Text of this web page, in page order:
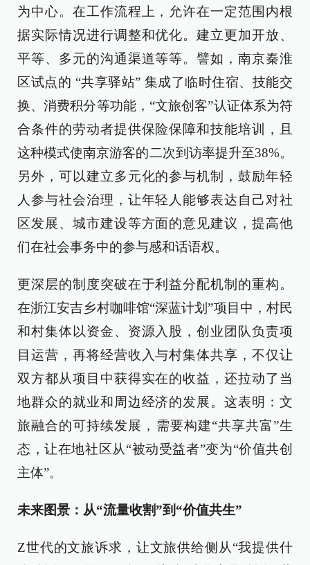
为中心。在工作流程上，允许在一定范围内根
据实际情况进行调整和优化。建立更加开放、
平等、多元的沟通渠道等等。譬如，南京秦淮
区试点的 “共享驿站” 集成了临时住宿、技能交
换、消费积分等功能，“文旅创客”认证体系为符
合条件的劳动者提供保险保障和技能培训，且
这种模式使南京游客的二次到访率提升至38%。
另外，可以建立多元化的参与机制，鼓励年轻
人参与社会治理，让年轻人能够表达自己对社
区发展、城市建设等方面的意见建议，提高他
们在社会事务中的参与感和话语权。
更深层的制度突破在于利益分配机制的重构。
在浙江安吉乡村咖啡馆“深蓝计划”项目中，村民
和村集体以资金、资源入股，创业团队负责项
目运营，再将经营收入与村集体共享，不仅让
双方都从项目中获得实在的收益，还拉动了当
地群众的就业和周边经济的发展。这表明：文
旅融合的可持续发展，需要构建“共享共富”生
态，让在地社区从“被动受益者”变为“价值共创
主体”。
未来图景：从“流量收割”到“价值共生”
Z世代的文旅诉求，让文旅供给侧从“我提供什